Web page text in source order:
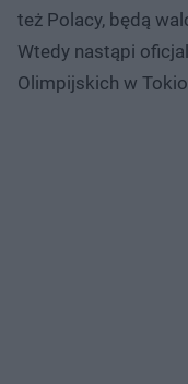
też Polacy, będą
Wtedy nastąpi
Olimpijskich w